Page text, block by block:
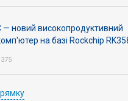
— новий високопродуктивний
на базі Rockchip
375